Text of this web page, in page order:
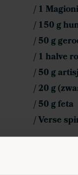
/ 1
/ 150 g
/ 50 g
/ 1 halve
/ 50 g
/ 20 g
/ 50 g feta
/ Verse